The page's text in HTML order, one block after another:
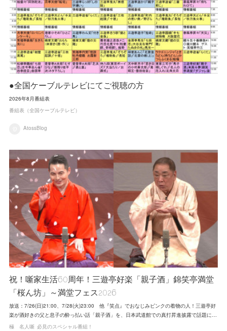
●全国ケーブルテレビにてご視聴の方
2026年8月番組表
番組表（全国ケーブルテレビ）
AtossBlog
祝！噺家生活60周年！三遊亭好楽「親子酒」錦笑亭満堂
「桜ん坊」～満堂フェス2026
放送：7/26(日)21:00、7/28(火)23:00 他『笑点』でおなじみピンクの着物の人！三遊亭好
楽が酒好きの父と息子の酔っ払い話「親子酒」を、日本武道館での真打昇進披露で話題に…
極 名人噺 必見のスペシャル番組！